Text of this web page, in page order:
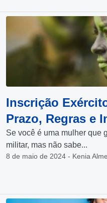
Inscrição
Prazo, Regras e
Se você é uma mulher que
militar, mas não sabe...
8 de maio de 2024 - Kenia